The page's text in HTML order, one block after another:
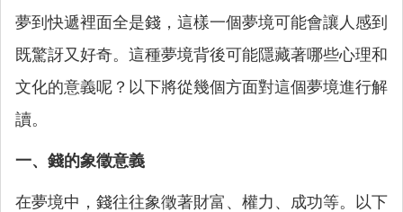
夢到快遞裡面全是錢，這樣一個夢境可能會讓人感到
既驚訝又好奇。這種夢境背後可能隱藏著哪些心理和
文化的意義呢？以下將從幾個方面對這個夢境進行解
讀。
一、錢的象徵意義
在夢境中，錢往往象徵著財富、權力、成功等。以下